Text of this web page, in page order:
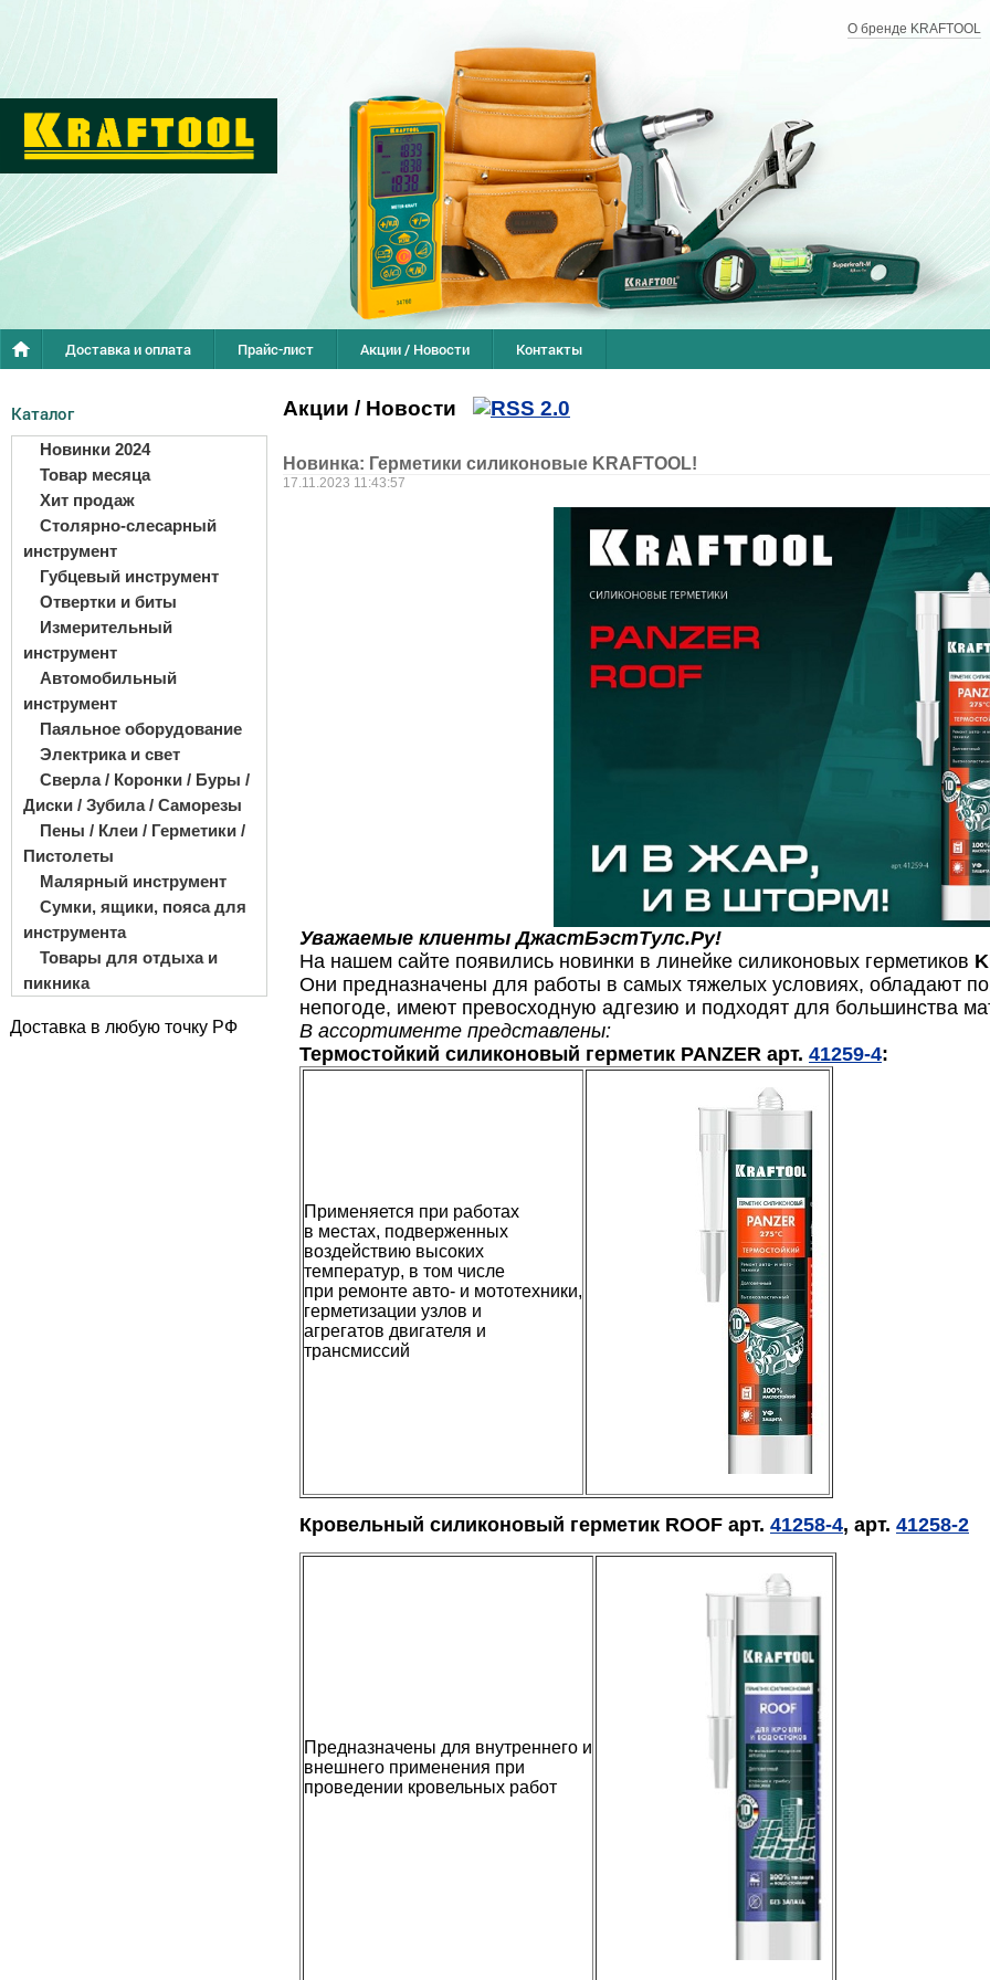
О бренде KRAFTOOL
Доставка и оплата Прайс-лист Акции / Новости Контакты
Каталог
Новинки 2024
Товар месяца
Хит продаж
Столярно-слесарный
инструмент
Губцевый инструмент
Отвертки и биты
Измерительный
инструмент
Автомобильный
инструмент
Паяльное оборудование
Электрика и свет
Сверла / Коронки / Буры /
Диски / Зубила / Саморезы
Пены / Клеи / Герметики /
Пистолеты
Малярный инструмент
Сумки, ящики, пояса для
инструмента
Товары для отдыха и
пикника
Доставка в любую точку РФ
Акции / Новости
Новинка: Герметики силиконовые KRAFTOOL!
17.11.2023 11:43:57
Уважаемые клиенты ДжастБэстТулс.Ру!
На нашем сайте появились новинки в линейке силиконовых герметиков
Они предназначены для работы в самых тяжелых условиях, обладают
непогоде, имеют превосходную адгезию и подходят для большинства
В ассортименте представлены:
Термостойкий силиконовый герметик PANZER арт. 41259-4:
Применяется при работах
в местах, подверженных
воздействию высоких
температур, в том числе
при ремонте авто- и мототехники,
герметизации узлов и
агрегатов двигателя и
трансмиссий
Кровельный силиконовый герметик ROOF арт. 41258-4, арт. 41258-2
Предназначены для внутреннего и
внешнего применения при
проведении кровельных работ